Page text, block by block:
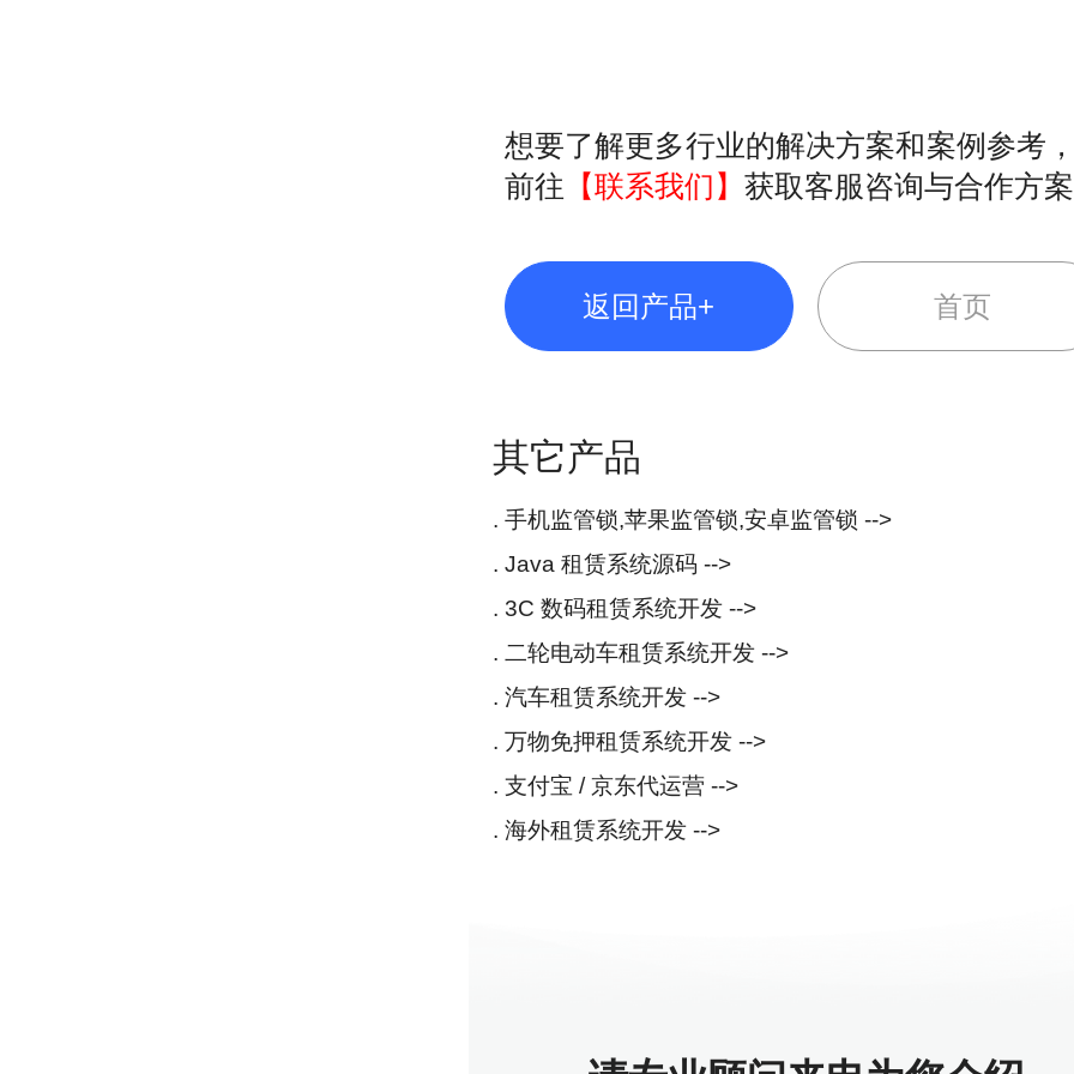
想要了解更多行业的解决方案和案例参考
前往 【联系我们】 获取客服咨询与合作方
返回产品+ 首页
其它产品
. 手机监管锁,苹果监管锁,安卓监管锁 -->
. Java 租赁系统源码 -->
. 3C 数码租赁系统开发 -->
. 二轮电动车租赁系统开发 -->
. 汽车租赁系统开发 -->
. 万物免押租赁系统开发 -->
. 支付宝 / 京东代运营 -->
. 海外租赁系统开发 -->